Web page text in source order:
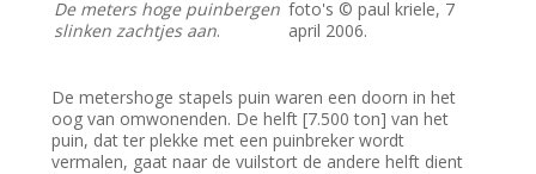
De meters hoge puinbergen
slinken zachtjes aan.
foto's © paul kriele, 7
april 2006.
De metershoge stapels puin waren een doorn in het
oog van omwonenden. De helft [7.500 ton] van het
puin, dat ter plekke met een puinbreker wordt
vermalen, gaat naar de vuilstort de andere helft dient